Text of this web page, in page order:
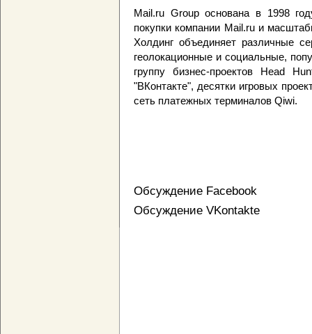
Mail.ru Group основана в 1998
покупки компании Mail.ru и
Холдинг объединяет различные
геолокационные и социальные,
группу бизнес-проектов Head
"ВКонтакте", десятки игровых
сеть платежных терминалов Qiwi.
Обсуждение Facebook
Обсуждение VKontakte